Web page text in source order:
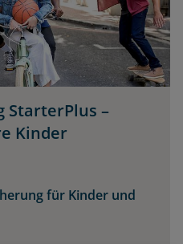
StarterPlus –
Kinder
für Kinder und